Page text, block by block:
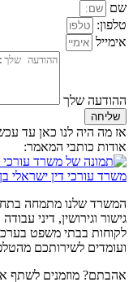
שם
טלפון:
אימייל
ההודעה שלך
שליחה
אז מה היה לנו כאן עד
אודות כותבי המאמר:
משרד עורכי דין ישראלי
המשרד שלנו מתמחה
גישור וגירושין, דיני
לקוחות בבתי משפט
ועומדים לשירותכם
אהבתם? מוזמנים לשתף